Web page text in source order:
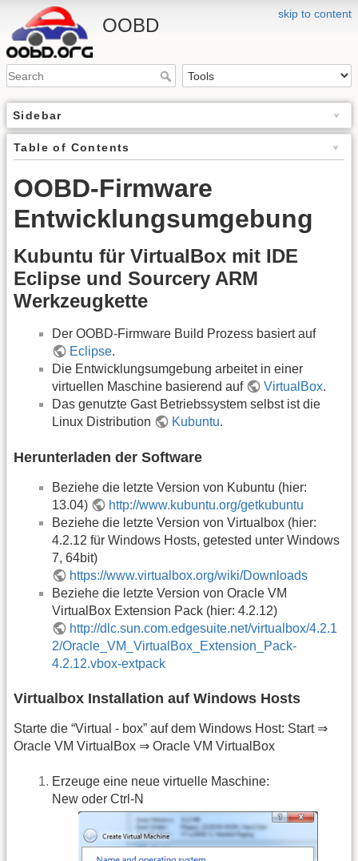
skip to content
OOBD
Sidebar
Table of Contents
OOBD-Firmware
Entwicklungsumgebung
Kubuntu für VirtualBox mit IDE
Eclipse und Sourcery ARM
Werkzeugkette
Der OOBD-Firmware Build Prozess basiert auf
Eclipse.
Die Entwicklungsumgebung arbeitet in einer
virtuellen Maschine basierend auf
VirtualBox.
Das genutzte Gast Betriebssystem selbst ist die
Linux Distribution
Kubuntu.
Herunterladen der Software
Beziehe die letzte Version von Kubuntu (hier:
13.04)
http://www.kubuntu.org/getkubuntu
Beziehe die letzte Version von Virtualbox (hier:
4.2.12 für Windows Hosts, getested unter Windows
7, 64bit)
https://www.virtualbox.org/wiki/Downloads
Beziehe die letzte Version von Oracle VM
VirtualBox Extension Pack (hier: 4.2.12)
http://dlc.sun.com.edgesuite.net/virtualbox/4.2.1
2/Oracle_VM_VirtualBox_Extension_Pack-
4.2.12.vbox-extpack
Virtualbox Installation auf Windows Hosts
Starte die “Virtual - box” auf dem Windows Host: Start ⇒
Oracle VM VirtualBox ⇒ Oracle VM VirtualBox
Erzeuge eine neue virtuelle Maschine:
New oder Ctrl-N